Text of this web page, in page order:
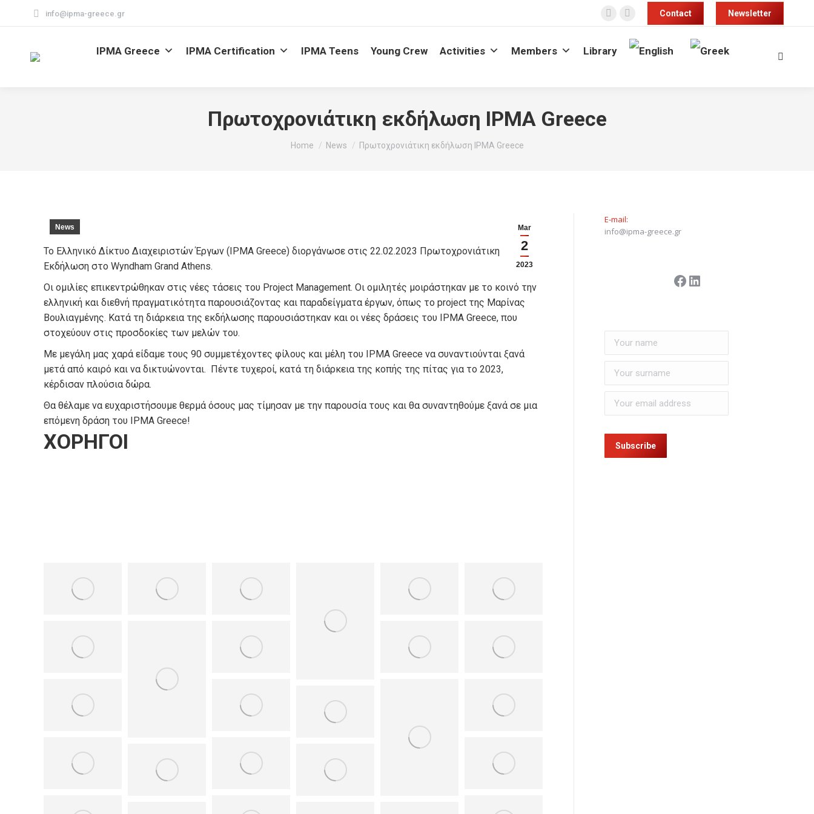
info@ipma-greece.gr
Facebook
opens
Linkedin
opens
Contact Newsletter
IPMA Greece IPMA Certification IPMA Teens Young Crew Activities Members Library
Search:
Πρωτοχρονιάτικη εκδήλωση IPMA Greece
You are here:
Home News Πρωτοχρονιάτικη εκδήλωση IPMA Greece
Mar
2
2023
News
Το Ελληνικό Δίκτυο Διαχειριστών Έργων (IPMA Greece) διοργάνωσε στις 22.02.2023 Πρωτοχρονιάτικη
Εκδήλωση στο Wyndham Grand Athens.
Οι ομιλίες επικεντρώθηκαν στις νέες τάσεις του Project Management. Οι ομιλητές μοιράστηκαν με το κοινό την
ελληνική και διεθνή πραγματικότητα παρουσιάζοντας και παραδείγματα έργων, όπως το project της Μαρίνας
Βουλιαγμένης. Κατά τη διάρκεια της εκδήλωσης παρουσιάστηκαν και οι νέες δράσεις του IPMA Greece, που
στοχεύουν στις προσδοκίες των μελών του.
Με μεγάλη μας χαρά είδαμε τους 90 συμμετέχοντες φίλους και μέλη του IPMA Greece να συναντιούνται ξανά
μετά από καιρό και να δικτυώνονται. Πέντε τυχεροί, κατά τη διάρκεια της κοπής της πίτας για το 2023,
κέρδισαν πλούσια δώρα.
Θα θέλαμε να ευχαριστήσουμε θερμά όσους μας τίμησαν με την παρουσία τους και θα συναντηθούμε ξανά σε μια
επόμενη δράση του IPMA Greece!
ΧΟΡΗΓΟΙ
E-mail:
info@ipma-greece.gr
Facebook
LinkedIn